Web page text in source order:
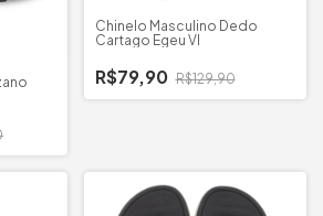
Chinelo Masculino Dedo
Cartago Egeu VI
R$79,90 R$129,90